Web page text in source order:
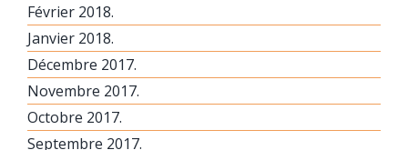
Février 2018.
Janvier 2018.
Décembre 2017.
Novembre 2017.
Octobre 2017.
Septembre 2017.